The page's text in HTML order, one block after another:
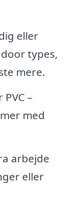
eller
types,
mere.
–
med
arbejde
eller